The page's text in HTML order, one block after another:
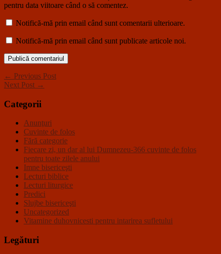
pentru data viitoare când o să comentez.
Notifică-mă prin email când sunt comentarii ulterioare.
Notifică-mă prin email când sunt publicate articole noi.
← Previous Post
Next Post →
Categorii
Anunţuri
Cuvinte de folos
Fără categorie
Fiecare zi, un dar al lui Dumnezeu-366 cuvinte de folos
pentru toate zilele anului
Imne bisericeşti
Lecturi biblice
Lecturi liturgice
Predici
Slujbe bisericeşti
Uncategorized
Vitamine duhovnicesti pentru intarirea sufletului
Legături